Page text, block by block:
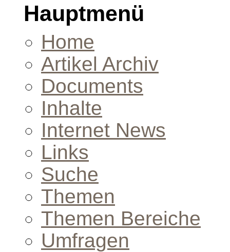
Hauptmenü
Home
Artikel Archiv
Documents
Inhalte
Internet News
Links
Suche
Themen
Themen Bereiche
Umfragen